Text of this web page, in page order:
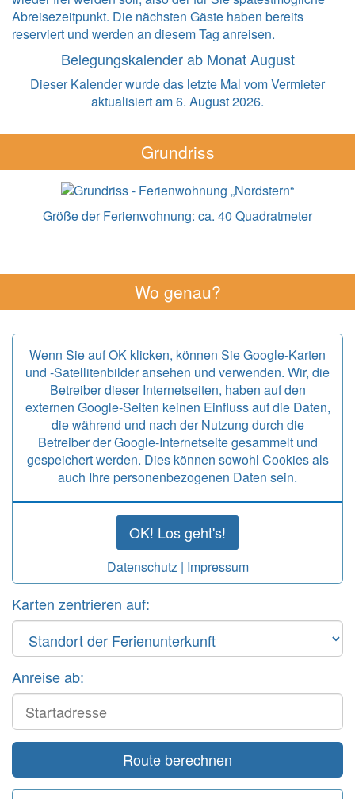
Abreisezeitpunkt. Die nächsten Gäste haben bereits
reserviert und werden an diesem Tag anreisen.
Belegungskalender ab Monat August
Dieser Kalender wurde das letzte Mal vom Vermieter
aktualisiert am 6. August 2026.
Grundriss
Größe der Ferienwohnung: ca. 40 Quadratmeter
Wo genau?
Wenn Sie auf OK klicken, können Sie Google-Karten
und -Satellitenbilder ansehen und verwenden. Wir, die
Betreiber dieser Internetseiten, haben auf den
externen Google-Seiten keinen Einfluss auf die Daten,
die während und nach der Nutzung durch die
Betreiber der Google-Internetseite gesammelt und
gespeichert werden. Dies können sowohl Cookies als
auch Ihre personenbezogenen Daten sein.
OK! Los geht's!
Datenschutz| Impressum
Karten zentrieren auf:
Anreise ab:
Start
Route berechnen